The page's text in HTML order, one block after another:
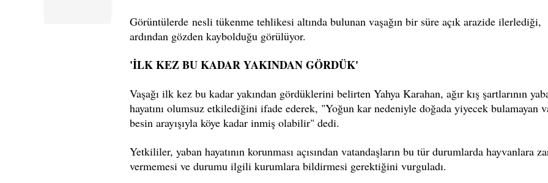
Görüntülerde nesli tükenme tehlikesi altında bulunan vaşağın bir süre açık arazide ilerlediği,
ardından gözden kaybolduğu görülüyor.
'İLK KEZ BU KADAR YAKINDAN GÖRDÜK'
Vaşağı ilk kez bu kadar yakından gördüklerini belirten Yahya Karahan, ağır kış şartlarının
hayatını olumsuz etkilediğini ifade ederek, "Yoğun kar nedeniyle doğada yiyecek bulamayan
besin arayışıyla köye kadar inmiş olabilir" dedi.
Yetkililer, yaban hayatının korunması açısından vatandaşların bu tür durumlarda hayvanlara
vermemesi ve durumu ilgili kurumlara bildirmesi gerektiğini vurguladı.